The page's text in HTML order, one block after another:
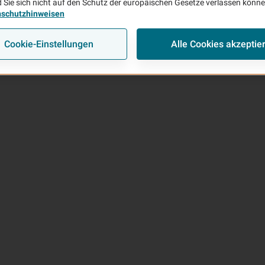
Sie sich nicht auf den Schutz der europäischen Gesetze verlassen
Cookie-Einstellungen Alle Cookies